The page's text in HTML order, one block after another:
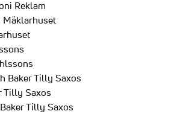
Reklam
Mäklarhuset
Baker Tilly Saxos
Tilly Saxos
Tilly Saxos